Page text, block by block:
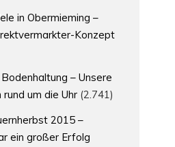
in Obermieming –
Konzept
– Unsere
um die Uhr (2.741)
2015 –
ein großer Erfolg